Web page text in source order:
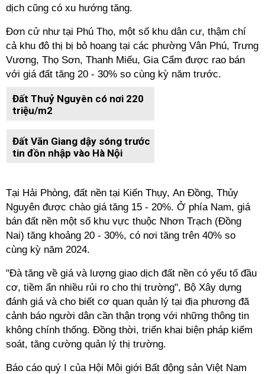
dịch cũng có xu hướng tăng.
Đơn cử như tại Phú Thọ, một số khu dân cư, thậm chí
cả khu đô thị bị bỏ hoang tại các phường Vân Phú, Trưng
Vương, Thọ Sơn, Thanh Miếu, Gia Cẩm được rao bán
với giá đất tăng 20 - 30% so cùng kỳ năm trước.
Đất Thuỷ Nguyên có nơi 220
triệu/m2
Đất Văn Giang dậy sóng trước
tin đồn nhập vào Hà Nội
Tại Hải Phòng, đất nền tại Kiến Thụy, An Đồng, Thủy
Nguyên được chào giá tăng 15 - 20%. Ở phía Nam, giá
bán đất nền một số khu vực thuộc Nhơn Trạch (Đồng
Nai) tăng khoảng 20 - 30%, có nơi tăng trên 40% so
cùng kỳ năm 2024.
"Đà tăng về giá và lượng giao dịch đất nền có yếu tố đầu
cơ, tiềm ẩn nhiều rủi ro cho thị trường", Bộ Xây dựng
đánh giá và cho biết cơ quan quản lý tại địa phương đã
cảnh báo người dân cần thận trọng với những thông tin
không chính thống. Đồng thời, triển khai biện pháp kiểm
soát, tăng cường quản lý thị trường.
Báo cáo quý I của Hội Môi giới Bất động sản Việt Nam